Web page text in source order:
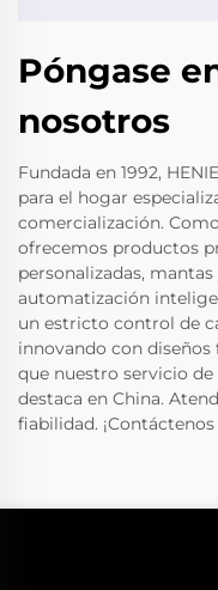
Póngase
nosotros
Fundada en 1992,
para el hogar
comercialización.
ofrecemos productos
personalizadas,
automatización
un estricto control de
innovando con
que nuestro servicio
destaca en China.
fiabilidad.